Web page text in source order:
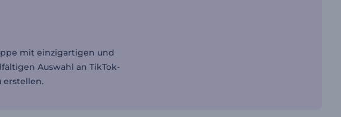
mit einzigartigen und
Auswahl an TikTok-
erstellen.